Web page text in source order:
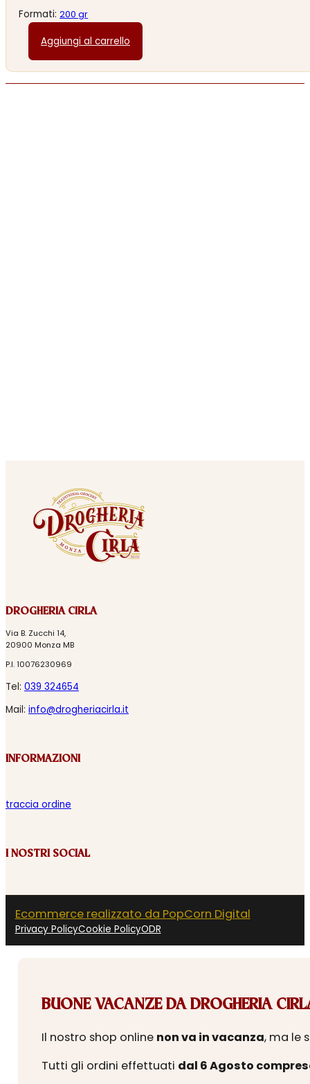
Formati:200 gr
Aggiungi al carrello
DROGHERIA CIRLA
Via B. Zucchi 14,
20900 Monza MB
P.I. 10076230969
Tel: 039 324654
Mail: info@drogheriacirla.it
INFORMAZIONI
traccia ordine
I NOSTRI SOCIAL
Ecommerce realizzato da PopCorn Digital
Privacy PolicyCookie PolicyODR
BUONE VACANZE DA DROGHERIA
Il nostro shop online non va in vacanza, ma le
Tutti gli ordini effettuati dal 6 Agosto